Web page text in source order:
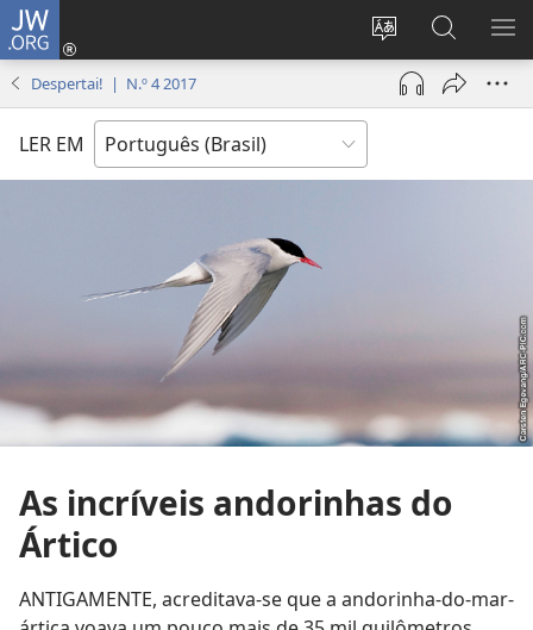
JW.ORG
Mudar
idioma
Log
(abre
janela)
Buscar
no
JW.ORG
Despertai! | N.º 4 2017
LER EM
As incríveis andorinhas do
Ártico
ANTIGAMENTE, acreditava-se que a andorinha-do-mar-